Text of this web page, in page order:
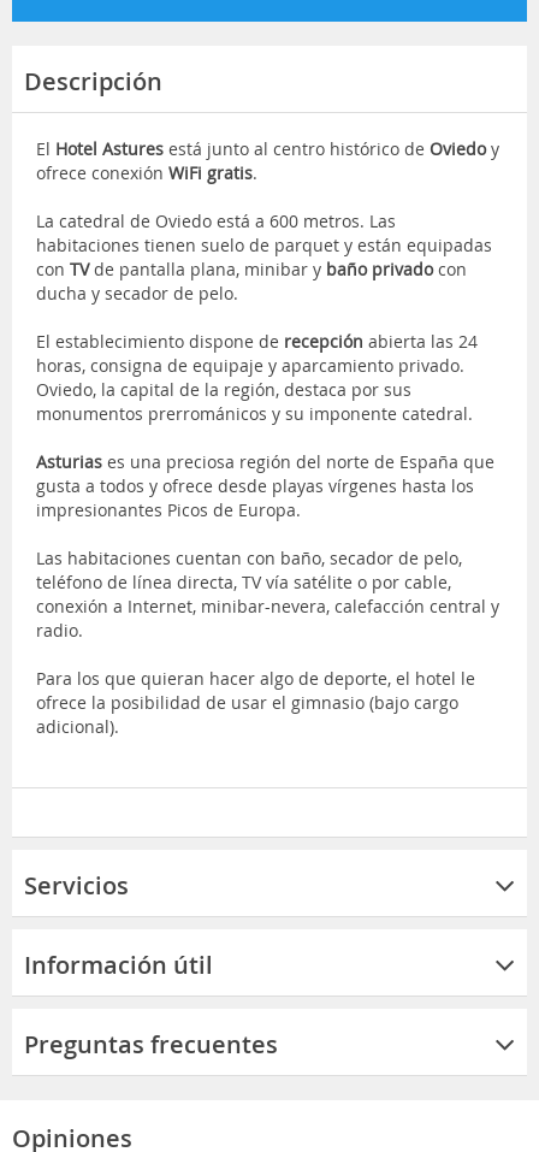
Descripción
El Hotel Astures está junto al centro histórico de Oviedoy
ofrece conexión WiFi gratis.
La catedral de Oviedo está a 600 metros. Las
habitaciones tienen suelo de parquet y están equipadas
con TVde pantalla plana, minibar y baño privadocon
ducha y secador de pelo.
El establecimiento dispone de recepción abierta las 24
horas, consigna de equipaje y aparcamiento privado.
Oviedo, la capital de la región, destaca por sus
monumentos prerrománicos y su imponente catedral.
Asturias es una preciosa región del norte de España que
gusta a todos y ofrece desde playas vírgenes hasta los
impresionantes Picos de Europa.
Las habitaciones cuentan con baño, secador de pelo,
teléfono de línea directa, TV vía satélite o por cable,
conexión a Internet, minibar-nevera, calefacción central y
radio.
Para los que quieran hacer algo de deporte, el hotel le
ofrece la posibilidad de usar el gimnasio (bajo cargo
adicional).
Servicios
Información útil
Preguntas frecuentes
Opiniones